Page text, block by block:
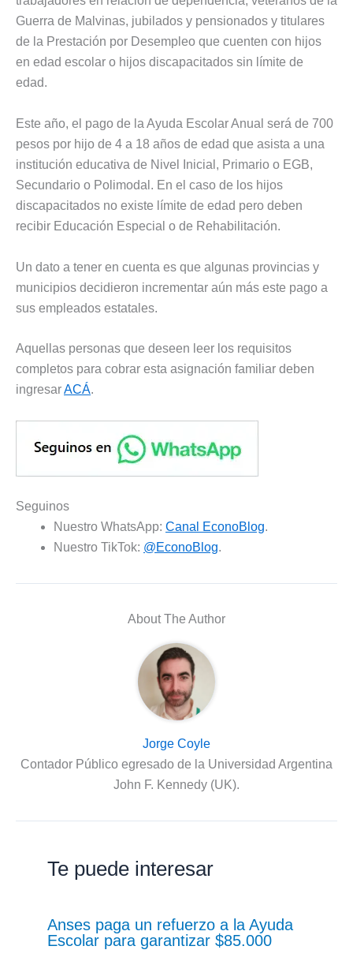
Guerra de Malvinas, jubilados y pensionados y titulares
de la Prestación por Desempleo que cuenten con hijos
en edad escolar o hijos discapacitados sin límite de
edad.
Este año, el pago de la Ayuda Escolar Anual será de 700
pesos por hijo de 4 a 18 años de edad que asista a una
institución educativa de Nivel Inicial, Primario o EGB,
Secundario o Polimodal. En el caso de los hijos
discapacitados no existe límite de edad pero deben
recibir Educación Especial o de Rehabilitación.
Un dato a tener en cuenta es que algunas provincias y
municipios decidieron incrementar aún más este pago a
sus empleados estatales.
Aquellas personas que deseen leer los requisitos
completos para cobrar esta asignación familiar deben
ingresarACÁ.
Seguinos
Nuestro WhatsApp: Canal EconoBlog.
Nuestro TikTok: @EconoBlog.
About The Author
Jorge Coyle
Contador Público egresado de la Universidad Argentina
John F. Kennedy (UK).
Te puede interesar
Anses paga un refuerzo a la Ayuda
Escolar para garantizar $85.000